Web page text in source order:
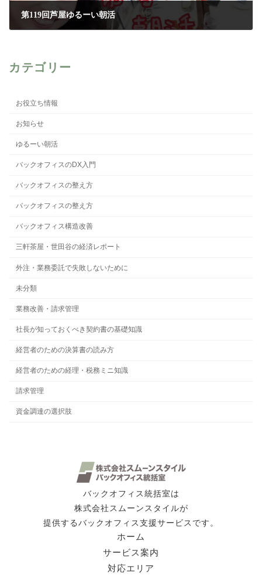
第119回芦屋ゆるーい朝活
カテゴリー
お役立ち情報
お知らせ
ゆるーい朝活
バックオフィスのDX入門
バックオフィスの整え方
バックオフィスの整え方
バックオフィス構造改善
三軒茶屋・世田谷の経済レポート
外注・業務委託で失敗しないために
未分類
業務改善・請求管理
社長が知っておくべき契約書の基礎知識
経営者のための決算書の読み方
経営者のための経理・税務ミニ知識
請求管理
資金調達の選択肢
バックオフィス統括室は
株式会社スムーンスタイルが
提供するバックオフィス支援サービスです。
ホーム
サービス案内
対応エリア